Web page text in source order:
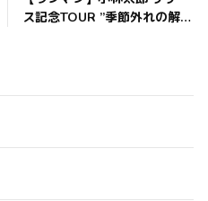
ス記念TOUR ”季節外れの解の